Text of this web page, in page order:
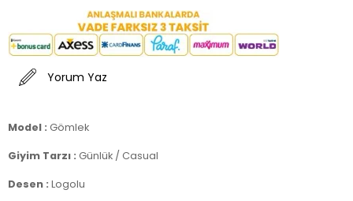
Yorum Yaz
Model : Gömlek
Giyim Tarzı : Günlük / Casual
Desen : Logolu